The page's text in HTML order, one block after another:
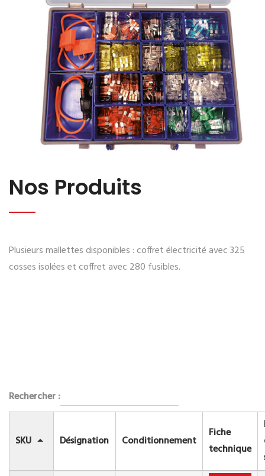
Nos Produits
Plusieurs mallettes disponibles : coffret électricité avec 325
cosses isolées et coffret avec 280 fusibles.
Rechercher :
SKU Désignation Conditionnement
Fiche
technique